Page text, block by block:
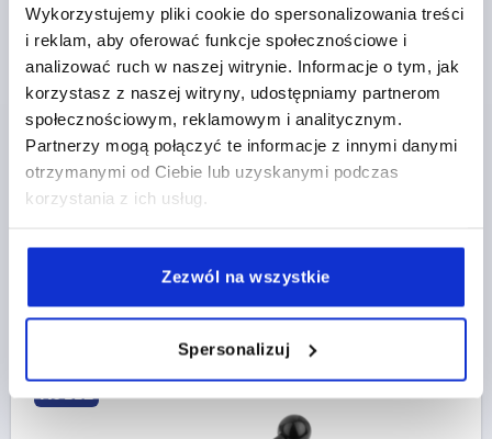
Wykorzystujemy pliki cookie do spersonalizowania treści
i reklam, aby oferować funkcje społecznościowe i
analizować ruch w naszej witrynie. Informacje o tym, jak
korzystasz z naszej witryny, udostępniamy partnerom
społecznościowym, reklamowym i analitycznym.
Partnerzy mogą połączyć te informacje z innymi danymi
otrzymanymi od Ciebie lub uzyskanymi podczas
korzystania z ich usług.
Zezwól na wszystkie
Spersonalizuj
DZWIGNIA MOCUJACA Z FUNKCJA BEZPIECZENSTWA
RO.2 M12, A=106, FORMA:20° STAL,
KOMP:TWORZYWO SZTUCZNE
GWINT=M12
GŁĘBOKOŚĆ GWINTU=17
DŁUGOŚĆ RĘKOJEŚCI=106
A2=15 D=19
D1=28
D2=32
D3=12 H=51 H1=10,5 H2=56,3
H3=56,5
H4=74
LICZBA ZĘBÓW =24
SZCZEGÓŁY